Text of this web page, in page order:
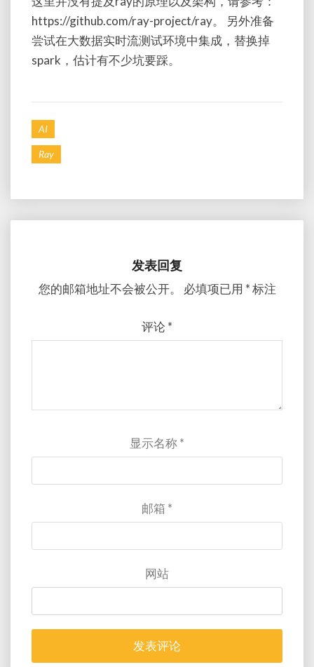
https://github.com/ray-project/ray。 另外准备
尝试在大数据实时流测试环境中集成，替换掉
spark，估计有不少坑要踩。
AI
Ray
发表回复
您的邮箱地址不会被公开。 必填项已用 *标注
评论 *
显示名称*
邮箱 *
网站